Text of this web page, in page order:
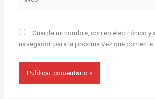
Guarda mi nombre, correo electrónico y
navegador para la próxima vez que comente.